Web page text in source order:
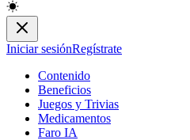
Iniciar sesiónRegístrate
Contenido
Beneficios
Juegos y Trivias
Medicamentos
Faro IA